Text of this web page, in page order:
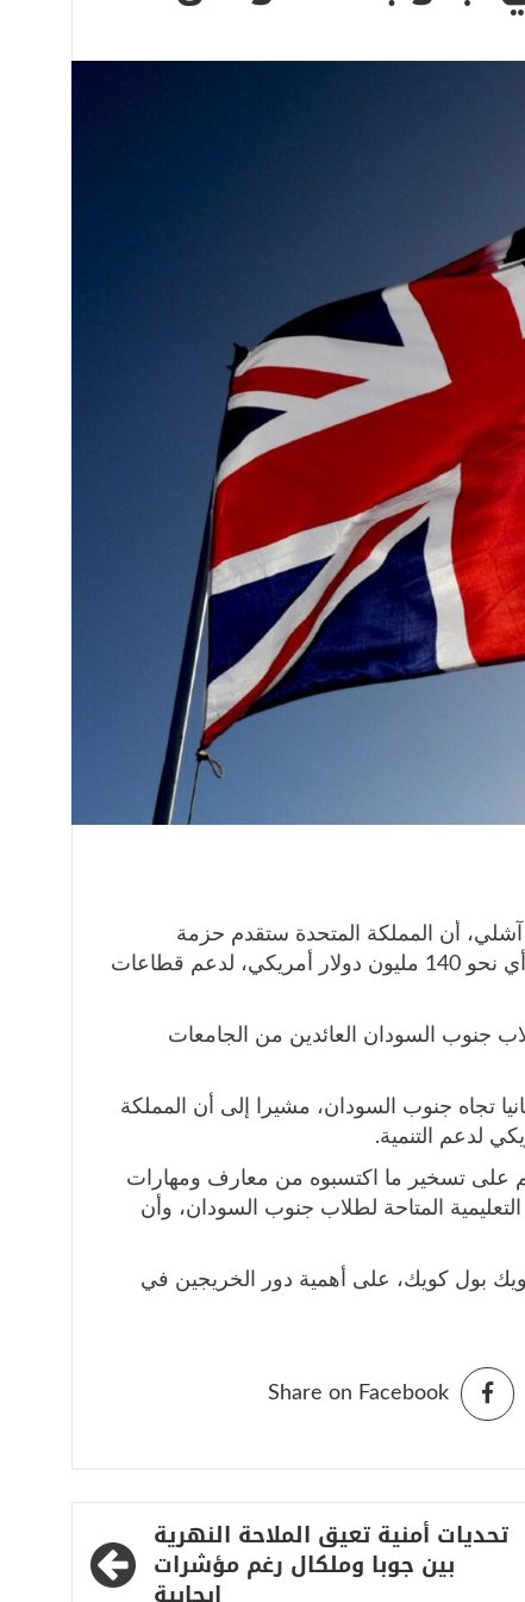
آشلي، أن المملكة المتحدة ستقدم حزمة
مساعدات جديدة بقيمة 103 ملايين جنيه إسترليني أي نحو 140 مليون دولار أمريكي، لدعم قطاعات
جنوب السودان العائدين من الجامعات
تجاه جنوب السودان، مشيرا إلى أن المملكة
لدعم التنمية.
على تسخير ما اكتسبوه من معارف ومهارات
المتاحة لطلاب جنوب السودان، وأن
بول كويك، على أهمية دور الخريجين في
Share on Facebook
تحديات أمنية تعيق الملاحة النهرية
بين جوبا وملكال رغم مؤشرات